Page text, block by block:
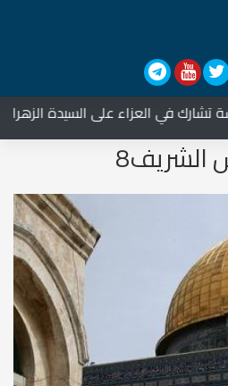
في العزاء على السيدة الزهراء
الشريف8